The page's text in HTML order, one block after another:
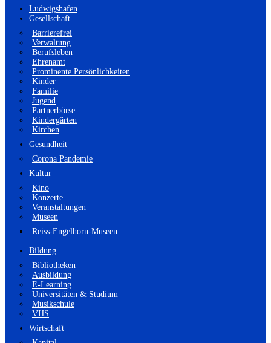
Ludwigshafen
Gesellschaft
Barrierefrei
Verwaltung
Berufsleben
Ehrenamt
Prominente Persönlichkeiten
Kinder
Familie
Jugend
Partnerbörse
Kindergärten
Kirchen
Gesundheit
Corona Pandemie
Kultur
Kino
Konzerte
Veranstaltungen
Museen
Reiss-Engelhorn-Museen
Bildung
Bibliotheken
Ausbildung
E-Learning
Universitäten & Studium
Musikschule
VHS
Wirtschaft